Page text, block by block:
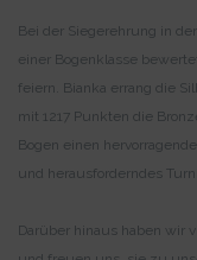
Bei der Siegerehrung in
einer Bogenklasse
feiern. Bianka errang die
mit 1217 Punkten die
Bogen einen
und herausforderndes
Darüber hinaus haben wir